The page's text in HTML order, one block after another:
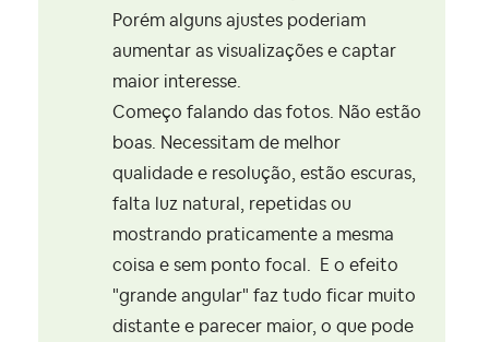
Porém alguns ajustes poderiam
aumentar as visualizações e captar
maior interesse.
Começo falando das fotos. Não estão
boas. Necessitam de melhor
qualidade e resolução, estão escuras,
falta luz natural, repetidas ou
mostrando praticamente a mesma
coisa e sem ponto focal. E o efeito
"grande angular" faz tudo ficar muito
distante e parecer maior, o que pode